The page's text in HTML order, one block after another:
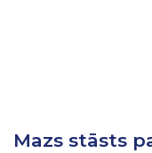
Mazs stāsts